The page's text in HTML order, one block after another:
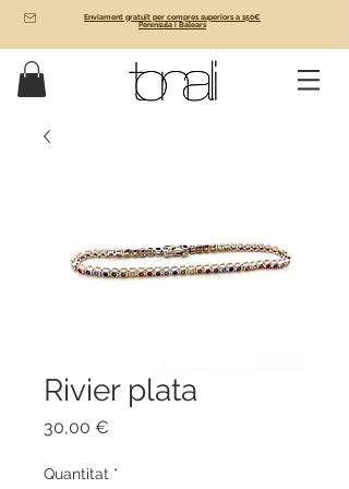
Enviament gratuït per compres superiors a 150€
Península i Balears
Rivier plata
30,00 €
Quantitat *